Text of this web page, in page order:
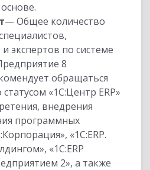
— Общее количество
экспертов по системе
8
обращаться
«1С:Центр ERP»
внедрения
программных
«1С:ERP.
«1С:ERP
2», а также